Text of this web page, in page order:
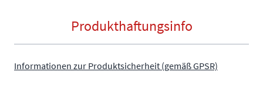
Produkthaftungsinfo
Informationen zur Produktsicherheit (gemäß GPSR)